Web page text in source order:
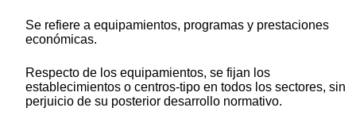
Se refiere a equipamientos, programas y prestaciones
económicas.
Respecto de los equipamientos, se fijan los
establecimientos o centros-tipo en todos los sectores, sin
perjuicio de su posterior desarrollo normativo.